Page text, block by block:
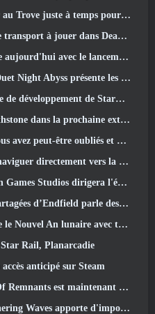
à temps pour la saison de l'amour
à jouer dans Deadlock
de la saison Overwatch 1: Conquête
Abyss présente les montures
Shooter selon un rapport du magasin coréen
la prochaine extension Cataclysm
et qui participent au PvP Fest de Steam
directement vers la grandeur
dirigera l'édition occidentale d'Aion 2
d’Endfield parle des joueurs
trois semaines d'événements Super Horse
Rail, Planarcadie
anticipé sur Steam
est maintenant en ligne
baisses de savoir et des changements de qualité de vie